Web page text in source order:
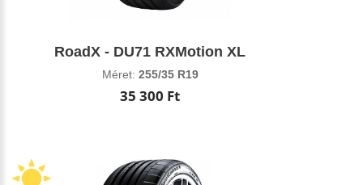
RoadX - DU71 RXMotion XL
Méret: 255/35 R19
35 300 Ft